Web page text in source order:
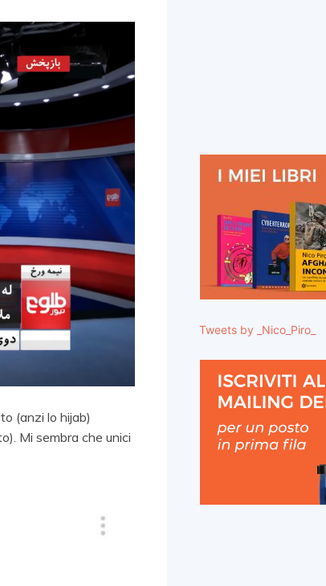
(anzi lo hijab)
Mi sembra che unici
Tweets by _Nico_Piro_